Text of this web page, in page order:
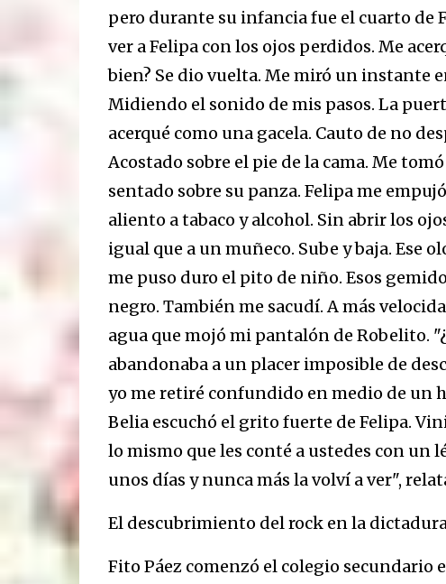
pero durante su infancia fue el cuarto de
ver a Felipa con los ojos perdidos. Me
bien? Se dio vuelta. Me miró un instante
Midiendo el sonido de mis pasos. La
acerqué como una gacela. Cauto de no
Acostado sobre el pie de la cama. Me
sentado sobre su panza. Felipa me
aliento a tabaco y alcohol. Sin abrir los
igual que a un muñeco. Sube y baja. Ese
me puso duro el pito de niño. Esos
negro. También me sacudí. A más
agua que mojó mi pantalón de Robelito.
abandonaba a un placer imposible de
yo me retiré confundido en medio de un
Belia escuchó el grito fuerte de Felipa.
lo mismo que les conté a ustedes con un
unos días y nunca más la volví a ver",
El descubrimiento del rock en la
Fito Páez comenzó el colegio secundario